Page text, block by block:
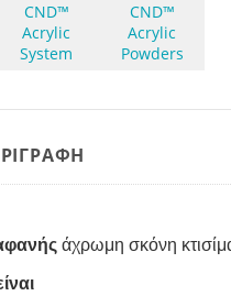
CND™
Acrylic
System
CND™
Acrylic
Powders
άχρωμη σκόνη